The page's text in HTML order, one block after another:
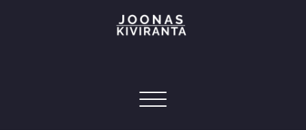
tekniikan osaaja
Navigoi